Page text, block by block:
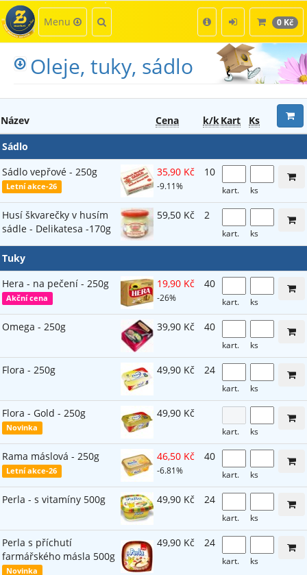
Kategorie
Menu Hledat 0 Kč
Oleje, tuky, sádlo
Název Cena k/kKart
Ks
Sádlo
Sádlo vepřové - 250g
Letní akce-26
35,90 Kč
-9.11%
10
kart. ks
Husí škvarečky v husím
sádle - Delikatesa -170g
59,50 Kč 2
kart. ks
Tuky
Hera - na pečení - 250g
Akční cena
19,90 Kč
-26%
40
kart. ks
Omega - 250g 39,90 Kč 40
kart. ks
Flora - 250g 49,90 Kč 24
kart. ks
Flora - Gold - 250g
Novinka
49,90 Kč
kart. ks
Rama máslová - 250g
Letní akce-26
46,50 Kč
-6.81%
40
kart. ks
Perla - s vitamíny 500g 49,90 Kč 24
kart. ks
Perla s příchutí
farmářského másla 500g
Novinka
49,90 Kč 24
kart. ks